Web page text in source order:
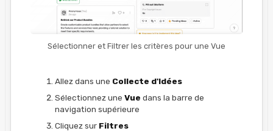
Sélectionner et Filtrer les critères pour une Vue
Allez dans une Collecte d'Idées
Sélectionnez une Vue dans la barre de
navigation supérieure
Cliquez sur Filtres